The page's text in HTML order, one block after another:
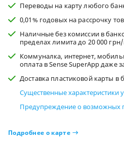
Переводы на карту любого
0,01% годовых на рассрочку
Наличные без комиссии в
пределах лимита до 20 000
Коммуналка, интернет,
оплата в Sense SuperApp даже
Доставка пластиковой карты в
Существенные характеристики
Предупреждение о возможных
Подробнее о карте